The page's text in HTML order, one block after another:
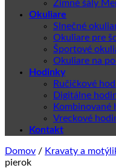
Zimné šály
Okuliare
Slnečné
Okuliare pre
Športové
Okuliare na
Hodinky
Ručičkové
Digitálne
Kombinované
Vreckové
Kontakt
Domov / Kravaty a
pierok